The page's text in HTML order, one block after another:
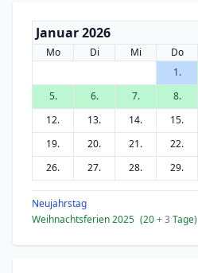
Januar 2026
Mo Di Mi Do
1.
5.
6. 7. 8.
12.
13. 14. 15.
19.
20. 21. 22.
26.
27. 28. 29.
Neujahrstag
Weihnachtsferien 2025 (20+ 3 Tage)